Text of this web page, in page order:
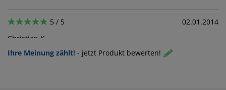
5 / 5
Christian K
sehr gut
02.01.2014
Ihre Meinung zählt! - jetzt Produkt bewerten!